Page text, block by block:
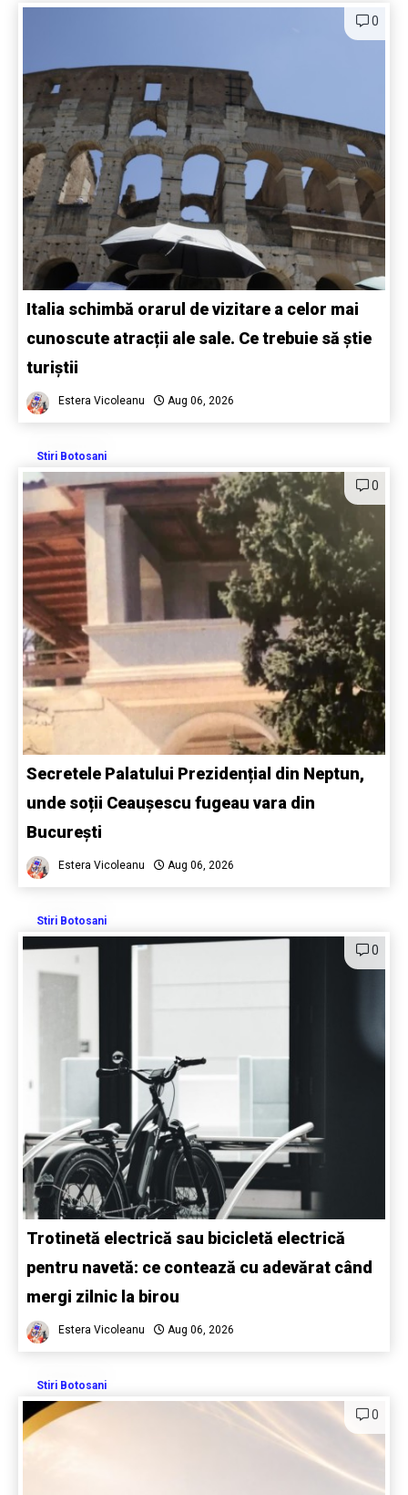
0
Italia schimbă orarul de vizitare a celor mai
cunoscute atracții ale sale. Ce trebuie să știe
turiștii
Estera Vicoleanu Aug 06, 2026
Stiri Botosani
0
Secretele Palatului Prezidențial din Neptun,
unde soții Ceaușescu fugeau vara din
București
Estera Vicoleanu Aug 06, 2026
Stiri Botosani
0
Trotinetă electrică sau bicicletă electrică
pentru navetă: ce contează cu adevărat când
mergi zilnic la birou
Estera Vicoleanu Aug 06, 2026
Stiri Botosani
0